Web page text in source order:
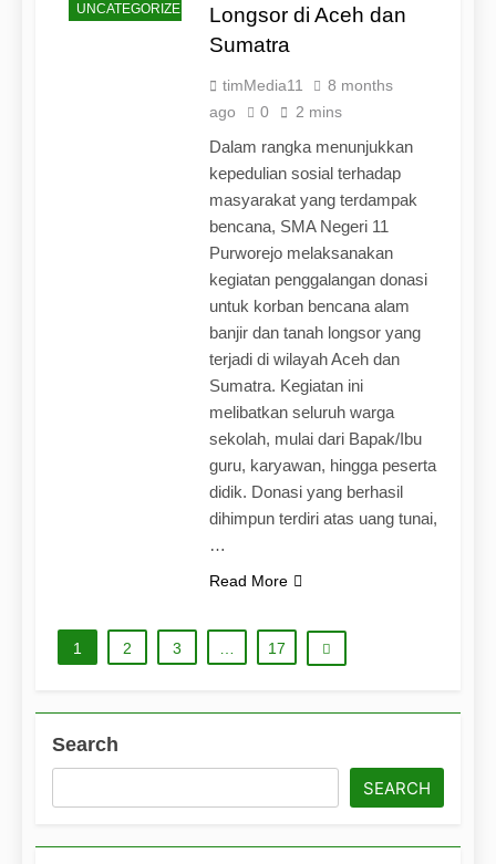
UNCATEGORIZED
Longsor di Aceh dan
Sumatra
timMedia11
8 months
ago
0 2 mins
Dalam rangka menunjukkan
kepedulian sosial terhadap
masyarakat yang terdampak
bencana, SMA Negeri 11
Purworejo melaksanakan
kegiatan penggalangan donasi
untuk korban bencana alam
banjir dan tanah longsor yang
terjadi di wilayah Aceh dan
Sumatra. Kegiatan ini
melibatkan seluruh warga
sekolah, mulai dari Bapak/Ibu
guru, karyawan, hingga peserta
didik. Donasi yang berhasil
dihimpun terdiri atas uang tunai,
…
Read More
1 2 3 17
Search
SEARCH